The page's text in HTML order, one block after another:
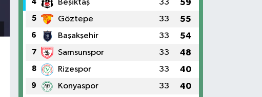
4 Beşiktaş 33 59
5 Göztepe 33 55
6 Başakşehir 33 54
7 Samsunspor 33 48
8 Rizespor 33 40
9 Konyaspor 33 40